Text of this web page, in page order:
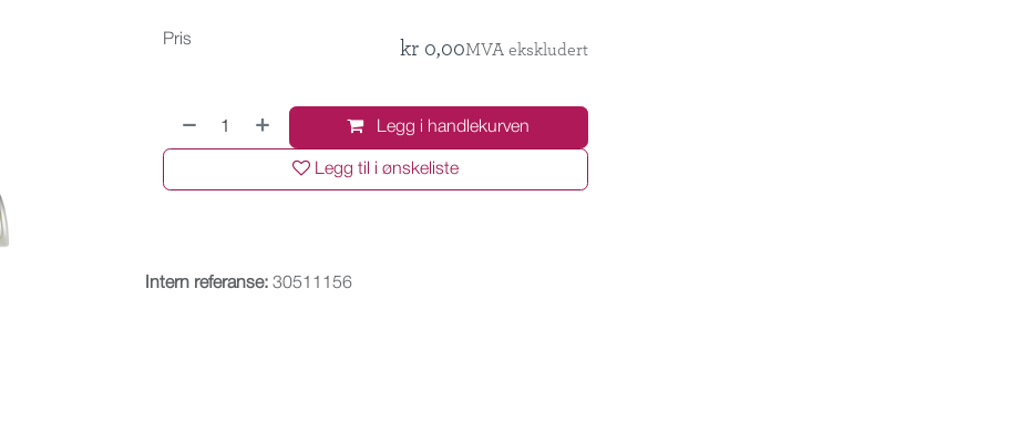
Legg i handlekurven
Legg til i ønskeliste
Pris kr 0,00MVA ekskludert
Intern referanse: 30511156